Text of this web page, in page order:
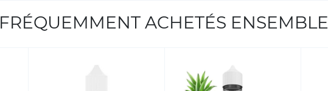
FRÉQUEMMENT ACHETÉS ENSEMBLE